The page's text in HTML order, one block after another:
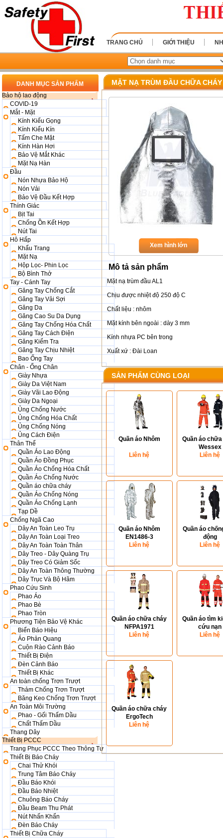
TRANG CHỦ GIỚI THIỆU
DANH MỤC SẢN PHẨM
Bảo hộ lao động
COVID-19
Mắt - Mặt
Kính Kiểu Gọng
Kính Kiểu Kín
Tấm Che Mặt
Kính Hàn Hơi
Bảo Vệ Mắt Khác
Mặt Nạ Hàn
Đầu
Nón Nhựa Bảo Hộ
Nón Vải
Bảo Vệ Đầu Kết Hợp
Thính Giác
Bịt Tai
Chống Ồn Kết Hợp
Nút Tai
Hô Hấp
Khẩu Trang
Mặt Nạ
Hộp Lọc- Phin Lọc
Bộ Bình Thở
Tay - Cánh Tay
Găng Tay Chống Cắt
Găng Tay Vải Sợi
Găng Da
Găng Cao Su Da Dụng
Găng Tay Chống Hóa Chất
Găng Tay Cách Điện
Găng Kiểm Tra
Găng Tay Chịu Nhiệt
Bao Ống Tay
Chân - Ống Chân
Giày Nhựa
Giày Da Việt Nam
Giày Vãi Lao Động
Giày Da Ngoại
Ủng Chống Nước
Ủng Chống Hóa Chất
Ủng Chống Nóng
Ủng Cách Điện
Thân Thể
Quần Áo Lao Động
Quần Áo Đồng Phục
Quần Áo Chống Hóa Chất
Quần Áo Chống Nước
Quần áo chữa cháy
Quần Áo Chống Nóng
Quần Áo Chống Lạnh
Tạp Dề
Chống Ngã Cao
Dây An Toàn Leo Trụ
Dây An Toàn Loại Treo
Dây An Toàn Toàn Thân
Dây Treo - Dây Quàng Trụ
Dây Treo Có Giảm Sốc
Dây An Toàn Thông Thường
Dây Trục Và Bộ Hãm
Phao Cứu Sinh
Phao Áo
Phao Bè
Phao Tròn
Phương Tiện Bảo Vệ Khác
Biển Báo Hiệu
Áo Phản Quang
Cuộn Rào Cảnh Báo
Thiết Bị Điện
Đèn Cảnh Báo
Thiết Bị Khác
An toàn chống Trơn Trượt
Thảm Chống Trơn Trượt
Băng Keo Chống Trơn Trượt
An Toàn Môi Trường
Phao - Gối Thấm Dầu
Chất Thấm Dầu
Thang Dây
Thiết Bị PCCC
Trang Phục PCCC Theo Thông Tư
Thiết Bị Báo Cháy
Chai Thử Khói
Trung Tâm Báo Cháy
Đầu Báo Khói
Đầu Báo Nhiệt
Chuông Báo Cháy
Đầu Beam Thu Phát
Nút Nhấn Khẩn
Đèn Báo Cháy
Thiết Bị Chữa Cháy
MẶT NẠ TRÙM ĐẦU CHỮA
Xem hình lớn
Mô tả sản phẩm
Mặt nạ trùm đầu AL1
Chịu được nhiệt độ 250 độ C
Chất liệu : nhôm
Mặt kính bên ngoài : dày 3 mm
Kính nhựa PC bên trong
Xuất xứ : Đài Loan
SẢN PHẨM CÙNG LOẠI
Quần áo Nhôm
Liên hệ
Quần áo
Wessex
Liên hệ
Quần áo Nhôm
EN1486-3
Liên hệ
Quần áo
động
Liên hệ
Quần áo chữa cháy
NFPA1971
Liên hệ
Quần áo tìm
cứu nạn
Liên hệ
Quần áo chữa cháy
ErgoTech
Liên hệ